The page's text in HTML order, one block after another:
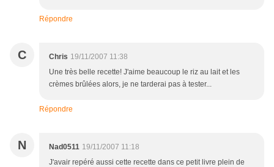
Répondre
C Chris 19/11/2007 11:38
Une très belle recette! J'aime beaucoup le riz au lait et les
crèmes brûlées alors, je ne tarderai pas à tester...
Répondre
N Nad0511 19/11/2007 11:18
J'avair repéré aussi cette recette dans ce petit livre plein de